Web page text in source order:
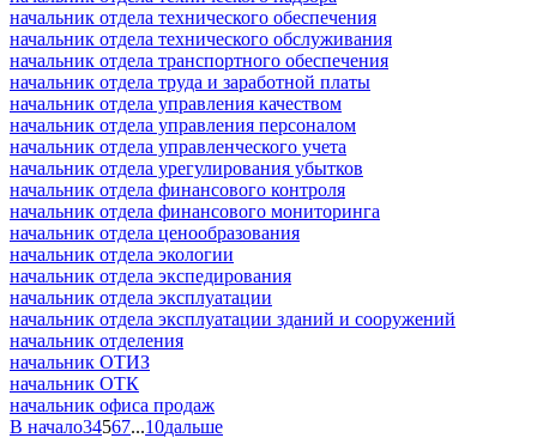
начальник отдела технического обеспечения
начальник отдела технического обслуживания
начальник отдела транспортного обеспечения
начальник отдела труда и заработной платы
начальник отдела управления качеством
начальник отдела управления персоналом
начальник отдела управленческого учета
начальник отдела урегулирования убытков
начальник отдела финансового контроля
начальник отдела финансового мониторинга
начальник отдела ценообразования
начальник отдела экологии
начальник отдела экспедирования
начальник отдела эксплуатации
начальник отдела эксплуатации зданий и сооружений
начальник отделения
начальник ОТИЗ
начальник ОТК
начальник офиса продаж
В начало34567...10дальше